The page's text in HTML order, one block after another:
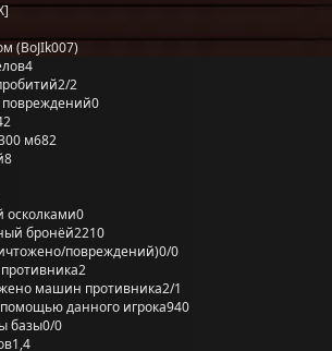
(BoJIk007)
4
2/2
повреждений0
м682
8
осколками0
бронёй2210
повреждений)0/0
2
машин противника2/1
данного игрока940
базы0/0
1,4